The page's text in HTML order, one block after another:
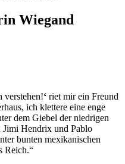
Wiegand
verstehen!‘ riet mir ein Freund
ich klettere eine enge
dem Giebel der niedrigen
Hendrix und Pablo
bunten mexikanischen
Reich.“